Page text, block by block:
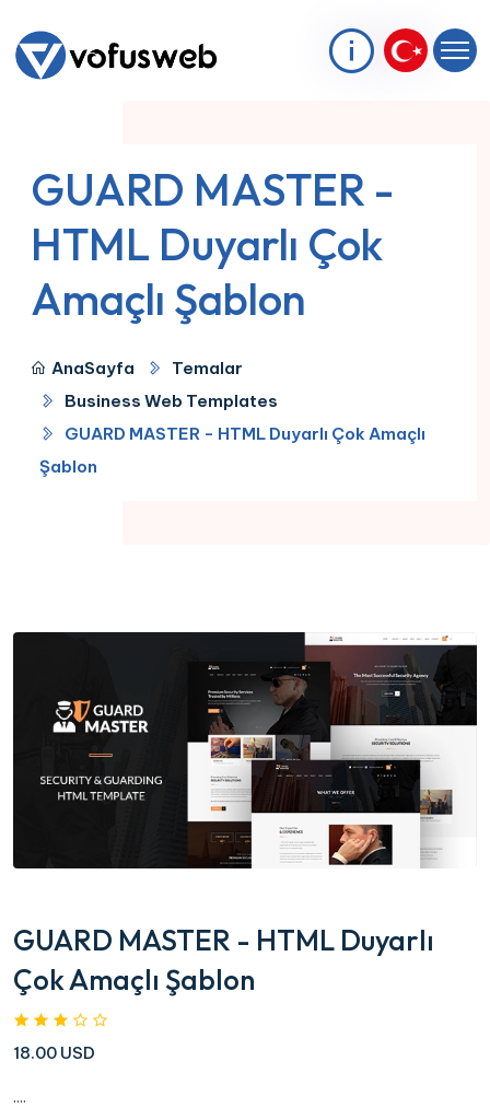
GUARD MASTER -
HTML Duyarlı Çok
Amaçlı Şablon
AnaSayfa
Temalar
Business Web Templates
GUARD MASTER - HTML Duyarlı Çok Amaçlı
Şablon
GUARD MASTER - HTML Duyarlı
Çok Amaçlı Şablon
18.00 USD
....